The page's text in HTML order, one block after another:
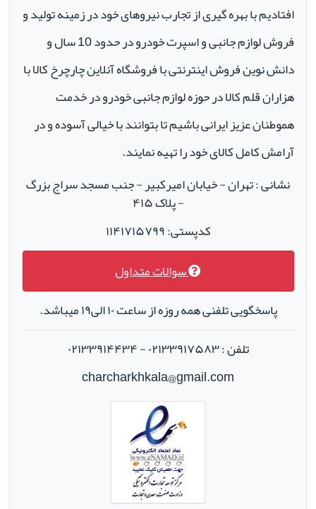
افتادیم با بهره گیری از تجارب نیروهای خود در زمینه تولید و
فروش لوازم جانبی و اسپرت خودرو در حدود 10 سال و
دانش نوین فروش اینترنتی با فروشگاه آنلاین چارچرخ کالا با
هزاران قلم کالا در حوزه لوازم جانبی خودرو در خدمت
هموطنان عزیز ایرانی باشیم تا بتوانند با خیالی آسوده و در
آرامش کامل کالای خود را تهیه نمایند.
نشانی : تهران - خیابان امیرکبیر - جنب مسجد سراج بزرگ
- پلاک ۴۱۵
کدپستی: ۱۱۴۱۷۱۵۷۹۹
سوالات متداول
پاسخگویی تلفنی همه روزه از ساعت ۱۰ الی۱۹ میباشد.
تلفن : ۰۲۱۳۳۹۱۷۵۸۳ - ۰۲۱۳۳۹۱۴۴۳۴
charcharkhkala@gmail.com